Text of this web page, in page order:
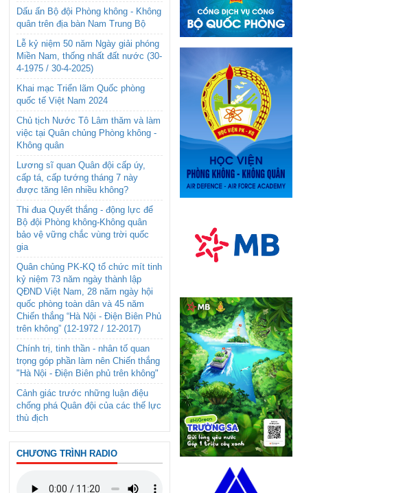
Dấu ấn Bộ đội Phòng không - Không
quân trên địa bàn Nam Trung Bộ
Lễ kỷ niệm 50 năm Ngày giải phóng
Miền Nam, thống nhất đất nước (30-
4-1975 / 30-4-2025)
Khai mạc Triển lãm Quốc phòng
quốc tế Việt Nam 2024
Chủ tịch Nước Tô Lâm thăm và làm
việc tại Quân chủng Phòng không -
Không quân
Lương sĩ quan Quân đội cấp úy,
cấp tá, cấp tướng tháng 7 này
được tăng lên nhiều không?
Thi đua Quyết thắng - động lực để
Bộ đội Phòng không-Không quân
bảo vệ vững chắc vùng trời quốc
gia
Quân chủng PK-KQ tổ chức mít tinh
kỷ niệm 73 năm ngày thành lập
QĐND Việt Nam, 28 năm ngày hội
quốc phòng toàn dân và 45 năm
Chiến thắng “Hà Nội - Điện Biên Phủ
trên không” (12-1972 / 12-2017)
Chính trị, tinh thần - nhân tố quan
trọng góp phần làm nên Chiến thắng
"Hà Nội - Điện Biên phủ trên không"
Cảnh giác trước những luận điệu
chống phá Quân đội của các thế lực
thù địch
CHƯƠNG TRÌNH RADIO